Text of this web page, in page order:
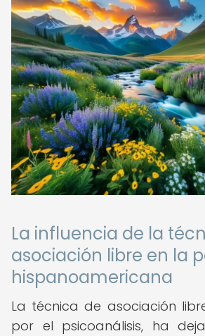
La influencia de la
asociación libre en la
hispanoamericana
La técnica de asociación
por el psicoanálisis, ha